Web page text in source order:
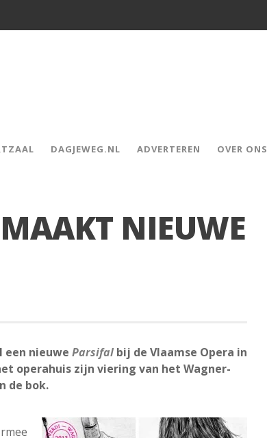
DAGJEWEG.NL ADVERTEREN OVER ONS
NIEUWE
een nieuwe Parsifal bij de Vlaamse Opera in
operahuis zijn viering van het Wagner-
de bok.